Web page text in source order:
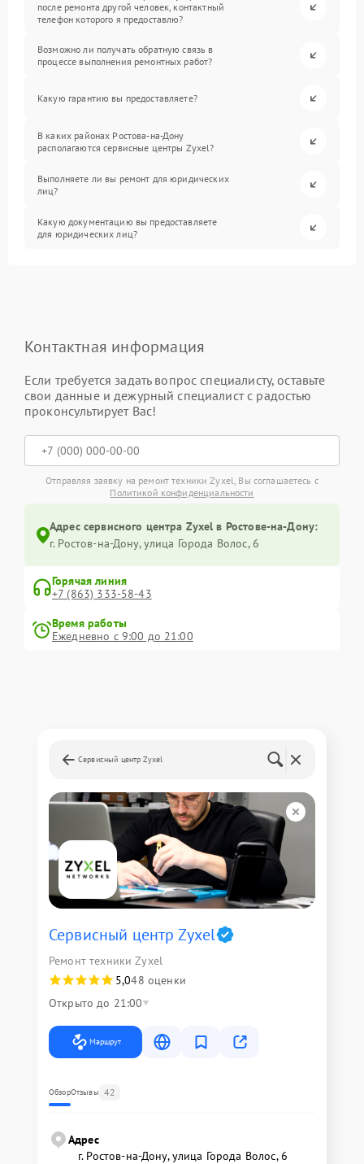
после ремонта другой человек, контактный
телефон которого я предоставлю?
Возможно ли получать обратную связь в
процессе выполнения ремонтных работ?
Какую гарантию вы предоставляете?
В каких районах Ростова-на-Дону
располагаются сервисные центры Zyxel?
Выполняете ли вы ремонт для юридических
лиц?
Какую документацию вы предоставляете
для юридических лиц?
Контактная информация
Если требуется задать вопрос специалисту, оставьте
свои данные и дежурный специалист с радостью
проконсультирует Вас!
Отправляя заявку на ремонт техники Zyxel, Вы соглашаетесь с
Политикой конфиденциальности
Адрес сервисного центра Zyxel в Ростове-на-Дону:
г. Ростов-на-Дону, улица Города Волос, 6
Горячая линия
+7 (863) 333-58-43
Время работы
Ежедневно с 9:00 до 21:00
Сервисный центр Zyxel
Сервисный центр Zyxel
Ремонт техники Zyxel
5,048 оценки
Открыто до 21:00
Маршрут
ОбзорОтзывы 42
Адрес
г. Ростов-на-Дону, улица Города Волос, 6